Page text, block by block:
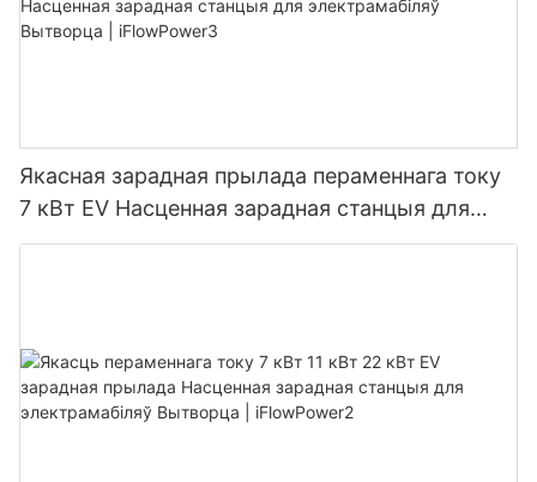
Якасная зарадная прылада пераменнага току
7 кВт EV Насценная зарадная станцыя для
электрамабіляў Вытворца | iFlowPower3